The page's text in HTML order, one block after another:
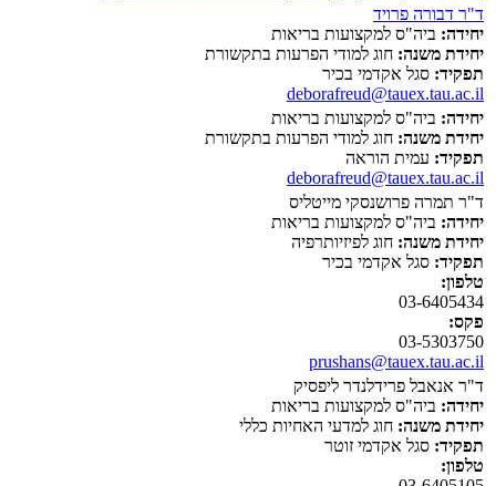
ד"ר דבורה פרויד
יחידה: ביה"ס למקצועות בריאות
יחידת משנה: חוג למודי הפרעות בתקשורת
תפקיד: סגל אקדמי בכיר
deborafreud@tauex.tau.ac.il
יחידה: ביה"ס למקצועות בריאות
יחידת משנה: חוג למודי הפרעות בתקשורת
תפקיד: עמית הוראה
deborafreud@tauex.tau.ac.il
ד"ר תמרה פרושנסקי מייטליס
יחידה: ביה"ס למקצועות בריאות
יחידת משנה: חוג לפיזיותרפיה
תפקיד: סגל אקדמי בכיר
טלפון:
03-6405434
פקס:
03-5303750
prushans@tauex.tau.ac.il
ד"ר אנאבל פרידלנדר ליפסיק
יחידה: ביה"ס למקצועות בריאות
יחידת משנה: חוג למדעי האחיות כללי
תפקיד: סגל אקדמי זוטר
טלפון: